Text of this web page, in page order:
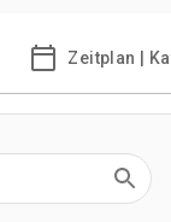
Zeitplan |